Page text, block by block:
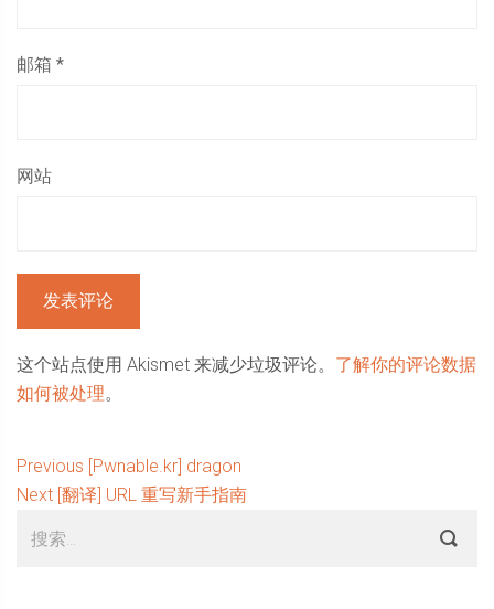
邮箱 *
网站
这个站点使用 Akismet 来减少垃圾评论。 了解你的评论数据
如何被处理。
文
章
导
Previous Previous
post:
[Pwnable.kr] dragon
Next Next
[翻译] URL 重写新手指南
Sidebar
索：